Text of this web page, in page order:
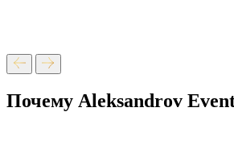
Почему Aleksandrov